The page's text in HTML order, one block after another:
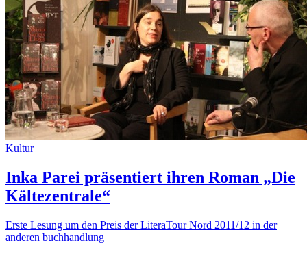
Kultur
Inka Parei präsentiert ihren Roman „Die
Kältezentrale“
Erste Lesung um den Preis der LiteraTour Nord 2011/12 in der
anderen buchhandlung